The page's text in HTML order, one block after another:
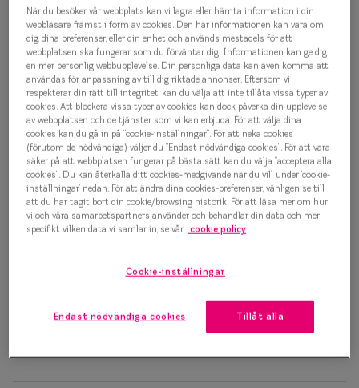
Taberg
Trender
Taberg by Smarteyes Backtimjan
7043 5725 Glasögonbåge
2 000 kr
Välj färg:
Blå
120-126 mm
När du besöker vår webbplats kan vi lagra eller hämta information i din
webbläsare, främst i form av cookies. Den här informationen kan vara om
dig, dina preferenser, eller din enhet och används mestadels för att
webbplatsen ska fungerar som du förväntar dig. Informationen kan ge dig
en mer personlig webbupplevelse. Din personliga data kan även komma att
användas för anpassning av till dig riktade annonser. Eftersom vi
respekterar din rätt till integritet, kan du välja att inte tillåta vissa typer av
cookies. Att blockera vissa typer av cookies kan dock påverka din upplevelse
av webbplatsen och de tjänster som vi kan erbjuda. För att välja dina
cookies kan du gå in på ”cookie-inställningar”. För att neka cookies
(förutom de nödvändiga) väljer du ”Endast nödvändiga cookies”. För att vara
säker på att webbplatsen fungerar på bästa sätt kan du välja ”acceptera alla
cookies”. Du kan återkalla ditt cookies-medgivande när du vill under ’cookie-
inställningar’ nedan. För att ändra dina cookies-preferenser, vänligen se till
att du har tagit bort din cookie/browsing historik. För att läsa mer om hur
vi och våra samarbetspartners använder och behandlar din data och mer
specifikt vilken data vi samlar in, se vår cookie policy
Cookie-inställningar
Endast nödvändiga cookies Tillåt alla